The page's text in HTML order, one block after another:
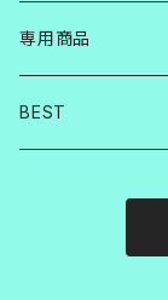
専用商品
BEST